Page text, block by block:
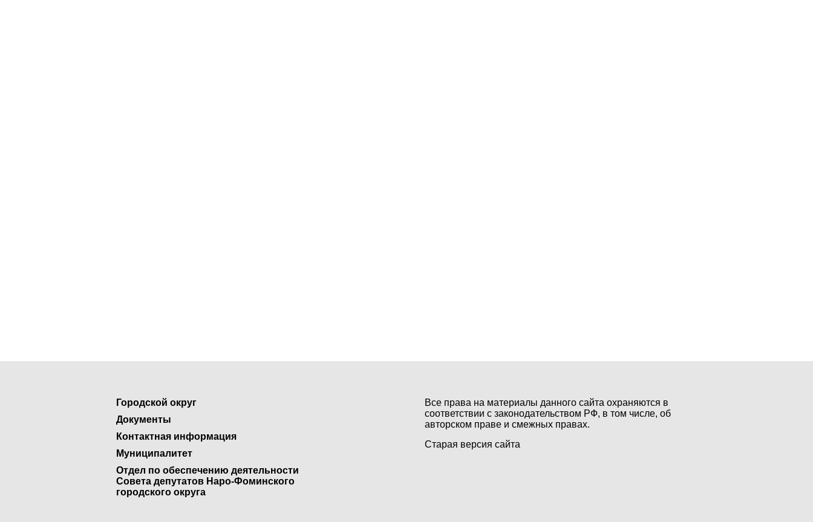
Городской округ
Документы
Контактная информация
Муниципалитет
Отдел по обеспечению деятельности
Совета депутатов Наро-Фоминского
городского округа
Все права на материалы данного сайта охраняются в
соответствии с законодательством РФ, в том числе, об
авторском праве и смежных правах.
Старая версия сайта